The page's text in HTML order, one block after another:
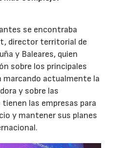
se encontraba
director territorial de
y Baleares, quien
sobre los principales
marcando actualmente la
y sobre las
las empresas para
y mantener sus planes